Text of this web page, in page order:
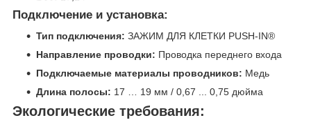
Подключение и установка:
Тип подключения: ЗАЖИМ ДЛЯ КЛЕТКИ PUSH-IN®
Направление проводки: Проводка переднего входа
Подключаемые материалы проводников: Медь
Длина полосы: 17 … 19 мм / 0,67 ... 0,75 дюйма
Экологические требования: